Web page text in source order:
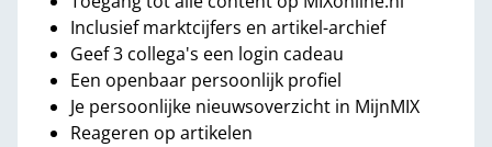
Inclusief marktcijfers en artikel-archief
Geef 3 collega's een login cadeau
Een openbaar persoonlijk profiel
Je persoonlijke nieuwsoverzicht in MijnMIX
Reageren op artikelen